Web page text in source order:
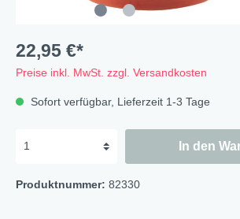
22,95 €*
Preise inkl. MwSt. zzgl. Versandkosten
Sofort verfügbar, Lieferzeit 1-3 Tage
In den
Produktnummer: 82330